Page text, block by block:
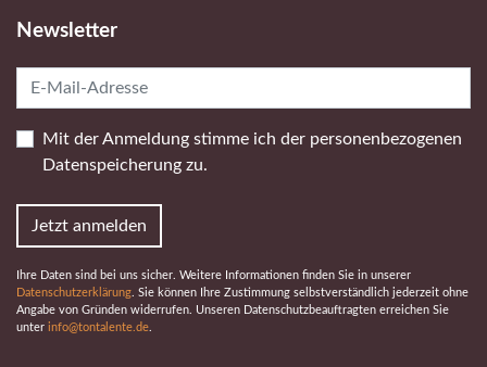
Newsletter
Mit der Anmeldung stimme ich der personen­bezogenen
Daten­speicherung zu.
Jetzt anmelden
Ihre Daten sind bei uns sicher. Weitere Informationen finden Sie in unserer
Datenschutzerklärung . Sie können Ihre Zustimmung selbstverständlich jederzeit ohne
Angabe von Gründen widerrufen. Unseren Datenschutzbeauftragten erreichen Sie
unter info@tontalente.de